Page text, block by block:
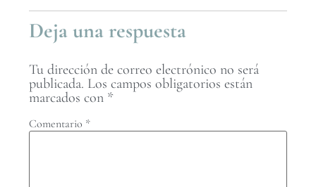
Deja una respuesta
Tu dirección de correo electrónico no será
publicada. Los campos obligatorios están
marcados con *
Comentario *